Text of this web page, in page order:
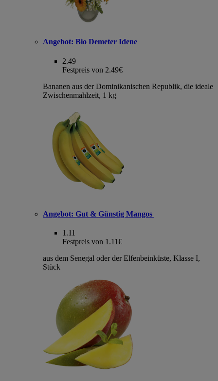
Angebot: Bio Demeter Idene
2.49
Festpreis von 2.49€
Bananen aus der Dominikanischen Republik, die ideale
Zwischenmahlzeit, 1 kg
Angebot: Gut & Günstig Mangos
1.11
Festpreis von 1.11€
aus dem Senegal oder der Elfenbeinküste, Klasse I,
Stück